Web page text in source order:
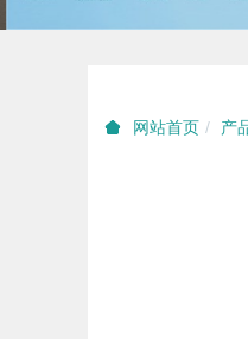
网站首页 产